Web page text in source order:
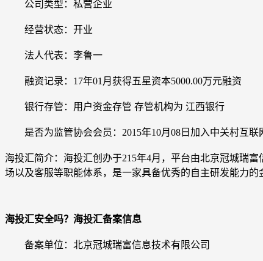
公司类型：私营企业
经营状态：开业
法人代表：李鲁一
融资记录：17年01月获得五星资本5000.00万元融资
银行存管：用户资金存管 存管机构为 江西银行
是否为监管协会会员：2015年10月08日加入中关村互联
海投汇简介：海投汇创办于215年4月，平台由北京冠城瑞
场以及客服等职能体系，是一家具备优秀的自主研发能力的
海投汇安全吗？海投汇备案信息
备案单位：北京冠城瑞富信息技术有限公司